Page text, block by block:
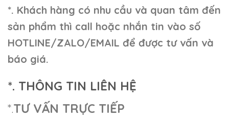
*. Khách hàng có nhu cầu và quan tâm đến
sản phẩm thì call hoặc nhắn tin vào số
HOTLINE/ZALO/EMAIL để được tư vấn và
báo giá.
*. THÔNG TIN LIÊN HỆ
*.TƯ VẤN TRỰC TIẾP